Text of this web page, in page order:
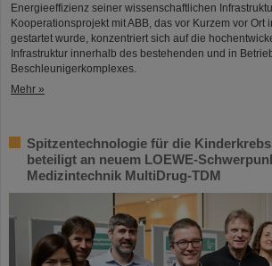
Energieeffizienz seiner wissenschaftlichen
Kooperationsprojekt mit ABB, das vor Kurzem vor Ort
gestartet wurde, konzentriert sich auf die
Infrastruktur innerhalb des bestehenden und in
Beschleunigerkomplexes.
Mehr »
Spitzentechnologie für die
beteiligt an neuem LOEWE-
Medizintechnik MultiDrug-TDM